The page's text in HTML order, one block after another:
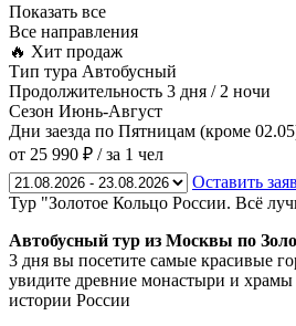
Показать все
Все направления
🔥 Хит продаж
Тип тура Автобусный
Продолжительность 3 дня / 2 ночи
Сезон Июнь-Август
Дни заезда по Пятницам (кроме
от 25 990 ₽ / за 1 чел
Оставить
Тур "Золотое Кольцо России. Всё
Автобусный тур из Москвы по
3 дня вы посетите самые красивые
увидите древние монастыри и храмы
истории России